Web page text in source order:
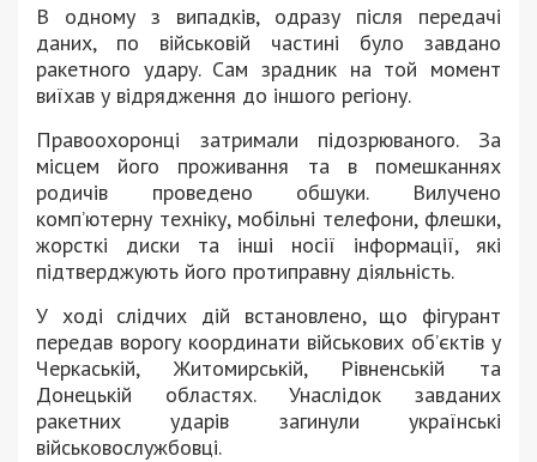
В одному з випадків, одразу після передачі
даних, по військовій частині було завдано
ракетного удару. Сам зрадник на той момент
виїхав у відрядження до іншого регіону.
Правоохоронці затримали підозрюваного. За
місцем його проживання та в помешканнях
родичів проведено обшуки. Вилучено
комп’ютерну техніку, мобільні телефони, флешки,
жорсткі диски та інші носії інформації, які
підтверджують його протиправну діяльність.
У ході слідчих дій встановлено, що фігурант
передав ворогу координати військових об’єктів у
Черкаській, Житомирській, Рівненській та
Донецькій областях. Унаслідок завданих
ракетних ударів загинули українські
військовослужбовці.